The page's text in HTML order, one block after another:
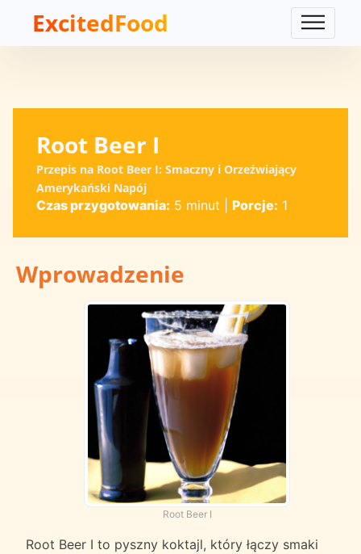
ExcitedFood
Root Beer I
Przepis na Root Beer I: Smaczny i Orzeźwiający
Amerykański Napój
Czas przygotowania: 5 minut Porcje: 1
Wprowadzenie
Root Beer I
Root Beer I to pyszny koktajl, który łączy smaki